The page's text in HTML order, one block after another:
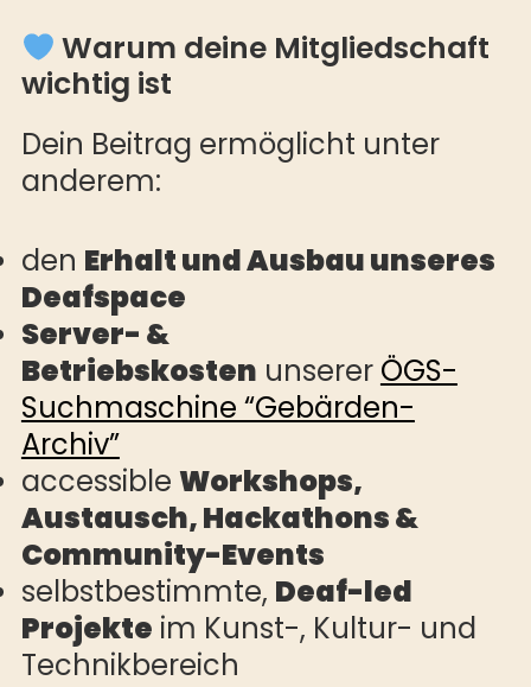
Warum deine Mitgliedschaft
wichtig ist
Dein Beitrag ermöglicht unter
anderem:
den Erhalt und Ausbau unseres
Deafspace
Server- &
Betriebskosten unserer ÖGS-
Suchmaschine “Gebärden-
Archiv”
accessible Workshops,
Austausch, Hackathons &
Community-Events
selbstbestimmte, Deaf-led
Projekte im Kunst-, Kultur- und
Technikbereich